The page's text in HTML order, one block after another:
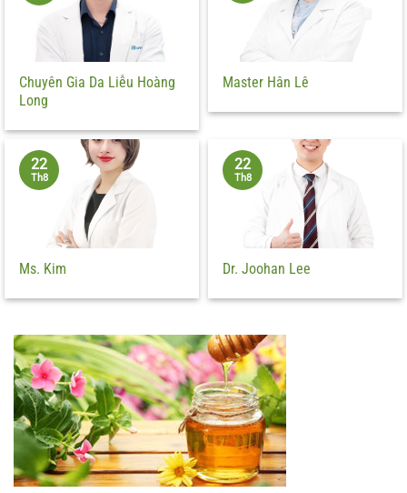
Chuyên Gia Da Liễu Hoàng
Long
Master Hân Lê
Ms. Kim
22
Th8
Dr. Joohan Lee
22
Th8